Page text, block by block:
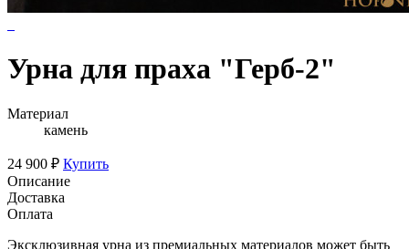
Урна для праха "Герб-2"
Материал
камень
24 900 ₽ Купить
Описание
Доставка
Оплата
Эксклюзивная урна из премиальных материалов может быть